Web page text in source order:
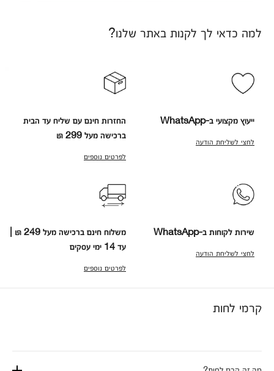
למה כדאי לך לקנות באתר שלנו?
ייעוץ מקצועי ב-WhatsApp
לחצי לשליחת הודעה
החזרות חינם עם שליח עד הבית
ברכישה מעל 299 ₪
לפרטים נוספים
שירות לקוחות ב-WhatsApp
לחצי לשליחת הודעה
משלוח חינם ברכישה מעל 249 ₪ |
עד 14 ימי עסקים
לפרטים נוספים
קרמי לחות